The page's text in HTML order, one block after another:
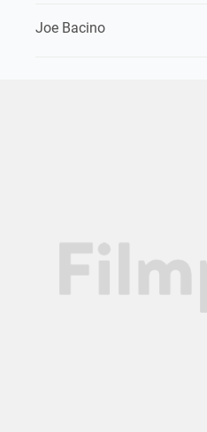
Joe Bacino